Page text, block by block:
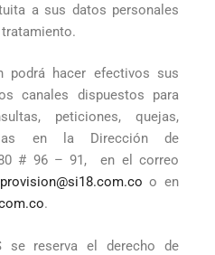
a sus datos personales
podrá hacer efectivos sus
canales dispuestos para
peticiones, quejas,
en la Dirección de
80 # 96 – 91, en el correo
o en
.
se reserva el derecho de